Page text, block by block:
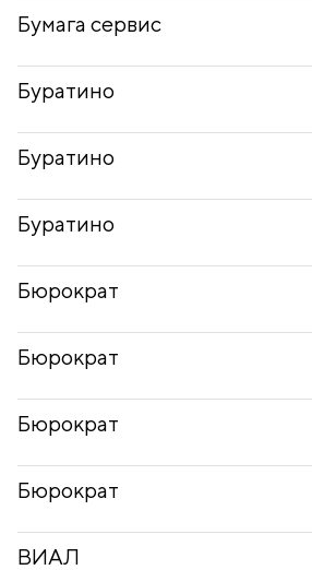
Бумага сервис
Буратино
Буратино
Буратино
Бюрократ
Бюрократ
Бюрократ
Бюрократ
ВИАЛ